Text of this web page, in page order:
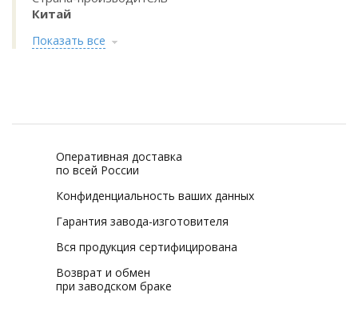
Китай
Показать все
Оперативная доставка
по всей России
Конфиденциальность ваших данных
Гарантия завода-изготовителя
Вся продукция сертифицирована
Возврат и обмен
при заводском браке